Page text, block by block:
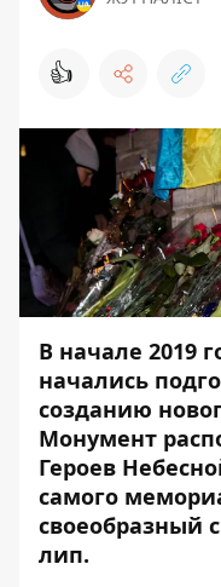
👍
В начале 2019
начались
созданию
Монумент
Героев
самого
своеобразный
лип.